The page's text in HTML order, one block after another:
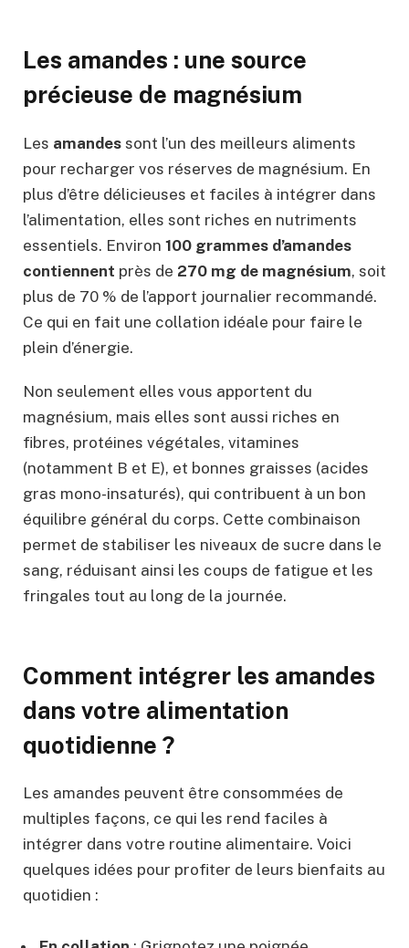
Les amandes : une source
précieuse de magnésium
Les amandes sont l’un des meilleurs aliments
pour recharger vos réserves de magnésium. En
plus d’être délicieuses et faciles à intégrer dans
l’alimentation, elles sont riches en nutriments
essentiels. Environ 100 grammes d’amandes
contiennent près de 270 mg de magnésium, soit
plus de 70 % de l’apport journalier recommandé.
Ce qui en fait une collation idéale pour faire le
plein d’énergie.
Non seulement elles vous apportent du
magnésium, mais elles sont aussi riches en
fibres, protéines végétales, vitamines
(notamment B et E), et bonnes graisses (acides
gras mono-insaturés), qui contribuent à un bon
équilibre général du corps. Cette combinaison
permet de stabiliser les niveaux de sucre dans le
sang, réduisant ainsi les coups de fatigue et les
fringales tout au long de la journée.
Comment intégrer les amandes
dans votre alimentation
quotidienne ?
Les amandes peuvent être consommées de
multiples façons, ce qui les rend faciles à
intégrer dans votre routine alimentaire. Voici
quelques idées pour profiter de leurs bienfaits au
quotidien :